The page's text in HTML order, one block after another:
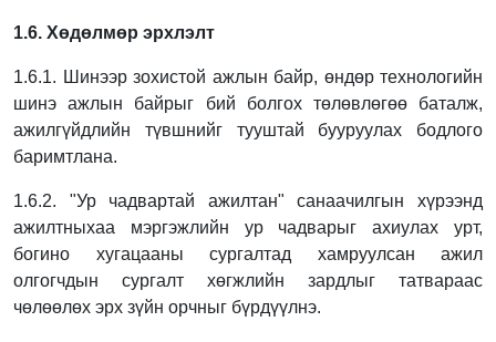
1.6. Хөдөлмөр эрхлэлт
1.6.1. Шинээр зохистой ажлын байр, өндөр технологийн
шинэ ажлын байрыг бий болгох төлөвлөгөө баталж,
ажилгүйдлийн түвшнийг тууштай бууруулах бодлого
баримтлана.
1.6.2. "Ур чадвартай ажилтан" санаачилгын хүрээнд
ажилтныхаа мэргэжлийн ур чадварыгахиулах урт,
богино хугацааны сургалтад хамруулсан ажил
олгогчдын сургалт хөгжлийн зардлыг татвараас
чөлөөлөх эрх зүйн орчныг бүрдүүлнэ.